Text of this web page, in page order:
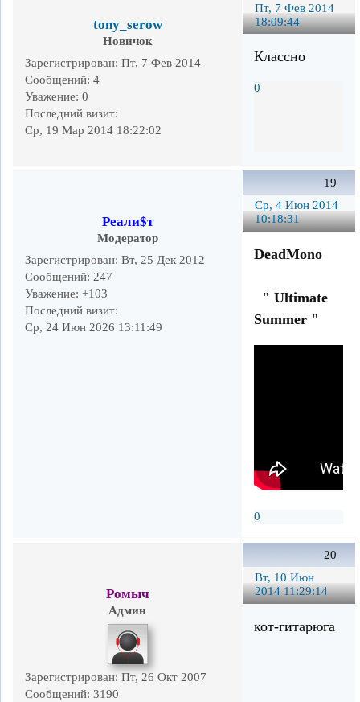
Пт, 7 Фев 2014
18:09:44
tony_serow
Новичок
Зарегистрирован: Пт, 7 Фев 2014
Сообщений: 4
Уважение: 0
Последний визит:
Ср, 19 Мар 2014 18:22:02
Классно
0
19
Ср, 4 Июн 2014
10:18:31
Реали$т
Модератор
Зарегистрирован: Вт, 25 Дек 2012
Сообщений: 247
Уважение: +103
Последний визит:
Ср, 24 Июн 2026 13:11:49
DeadMono
" Ultimate
Summer "
0
20
Вт, 10 Июн
2014 11:29:14
Ромыч
Админ
Зарегистрирован: Пт, 26 Окт 2007
Сообщений: 3190
кот-гитарюга